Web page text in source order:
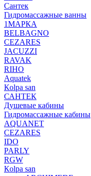
Сантек
Гидромассажные ванны
1МАРКА
BELBAGNO
CEZARES
JACUZZI
RAVAK
RIHO
Аquatek
Кolpa san
САНТЕК
Душевые кабины
Гидромассажные кабины
AQUANET
CEZARES
IDO
PARLY
RGW
Кolpa san